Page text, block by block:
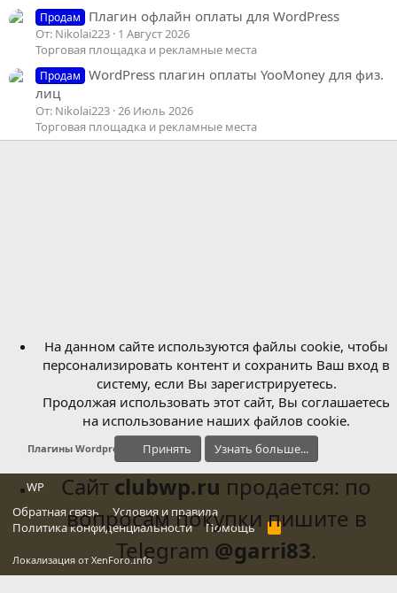
Продам Плагин офлайн оплаты для WordPress
От: Nikolai223 1 Август 2026
Торговая площадка и рекламные места
Продам
WordPress плагин оплаты YooMoney для физ.
лиц
От: Nikolai223 26 Июль 2026
Торговая площадка и рекламные места
Плагины Wordpress
WP
Обратная связь
Условия и правила
Политика конфиденциальности
Помощь
R
S
Локализация от XenForo.Info
На данном сайте используются файлы cookie, чтобы
персонализировать контент и сохранить Ваш вход в
систему, если Вы зарегистрируетесь.
Продолжая использовать этот сайт, Вы соглашаетесь
на использование наших файлов cookie.
Принять Узнать больше...
Сайт clubwp.ru продается: по
вопросам покупки пишите в
Telegram @garri83.